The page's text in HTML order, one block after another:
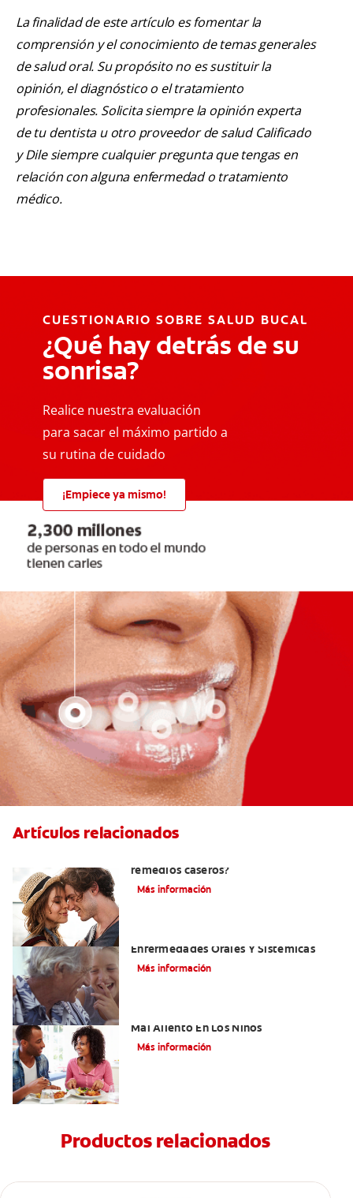
La finalidad de este artículo es fomentar la
comprensión y el conocimiento de temas generales
de salud oral. Su propósito no es sustituir la
opinión, el diagnóstico o el tratamiento
profesionales. Solicita siempre la opinión experta
de tu dentista u otro proveedor de salud Calificado
y Dile siempre cualquier pregunta que tengas en
relación con alguna enfermedad o tratamiento
médico.
CUESTIONARIO SOBRE SALUD BUCAL
¿Qué hay detrás de su
sonrisa?
Realice nuestra evaluación
para sacar el máximo partido a
su rutina de cuidado
¡Empiece ya mismo!
Artículos relacionados
remedios caseros?
Más información
Enfermedades Orales Y Sistémicas
Más información
Mal Aliento En Los Niños
Más información
Productos relacionados